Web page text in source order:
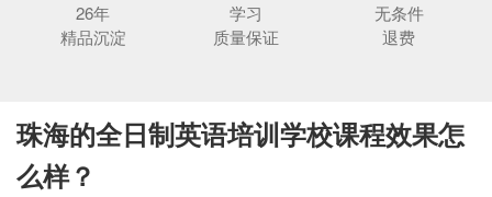
26年
精品沉淀
学习
质量保证
无条件
退费
珠海的全日制英语培训学校课程效果怎
么样？